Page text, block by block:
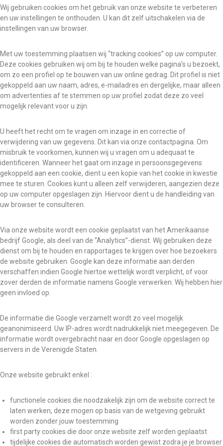
b
o
r
e
h
e
r
s
e
n
l
e
s
e
l
Wij gebruiken cookies om het gebruik van onze website te verbeteren
en uw instellingen te onthouden. U kan dit zelf uitschakelen via de
instellingen van uw browser.
Met uw toestemming plaatsen wij “tracking cookies” op uw computer.
Deze cookies gebruiken wij om bij te houden welke pagina’s u bezoekt,
om zo een profiel op te bouwen van uw online gedrag. Dit profiel is niet
gekoppeld aan uw naam, adres, e-mailadres en dergelijke, maar alleen
om advertenties af te stemmen op uw profiel zodat deze zo veel
mogelijk relevant voor u zijn.
U heeft het recht om te vragen om inzage in en correctie of
verwijdering van uw gegevens. Dit kan via onze contactpagina. Om
misbruik te voorkomen, kunnen wij u vragen om u adequaat te
identificeren. Wanneer het gaat om inzage in persoonsgegevens
gekoppeld aan een cookie, dient u een kopie van het cookie in kwestie
mee te sturen. Cookies kunt u alleen zelf verwijderen, aangezien deze
op uw computer opgeslagen zijn. Hiervoor dient u de handleiding van
uw browser te consulteren.
Via onze website wordt een cookie geplaatst van het Amerikaanse
bedrijf Google, als deel van de “Analytics”-dienst. Wij gebruiken deze
dienst om bij te houden en rapportages te krijgen over hoe bezoekers
de website gebruiken. Google kan deze informatie aan derden
verschaffen indien Google hiertoe wettelijk wordt verplicht, of voor
zover derden de informatie namens Google verwerken. Wij hebben hier
geen invloed op.
De informatie die Google verzamelt wordt zo veel mogelijk
geanonimiseerd. Uw IP-adres wordt nadrukkelijk niet meegegeven. De
informatie wordt overgebracht naar en door Google opgeslagen op
servers in de Verenigde Staten.
Onze website gebruikt enkel :
functionele cookies die noodzakelijk zijn om de website correct te
laten werken, deze mogen op basis van de wetgeving gebruikt
worden zonder jouw toestemming
first party cookies die door onze website zelf worden geplaatst
tijdelijke cookies die automatisch worden gewist zodra je je browser